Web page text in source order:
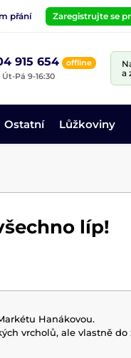
přání Zaregistrujte se
915 654
offline
Út-Pá 9-16:30
a
Ostatní Lůžkoviny
líp!
Hanákovou.
vrcholů, ale vlastně do